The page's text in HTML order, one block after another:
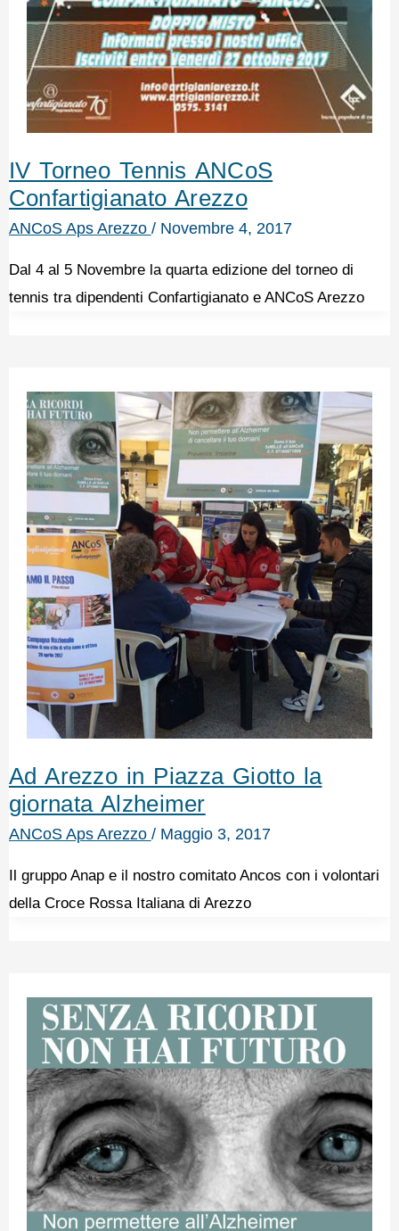
IV Torneo Tennis ANCoS
Confartigianato Arezzo
ANCoS Aps Arezzo / Novembre 4, 2017
Dal 4 al 5 Novembre la quarta edizione del torneo di
tennis tra dipendenti Confartigianato e ANCoS Arezzo
Ad Arezzo in Piazza Giotto la
giornata Alzheimer
ANCoS Aps Arezzo / Maggio 3, 2017
Il gruppo Anap e il nostro comitato Ancos con i volontari
della Croce Rossa Italiana di Arezzo